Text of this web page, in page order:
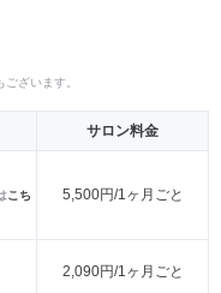
ざいます。
サロン料金
こち
5,500円/1ヶ月ごと
2,090円/1ヶ月ごと